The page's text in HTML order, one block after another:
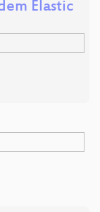
Elastic